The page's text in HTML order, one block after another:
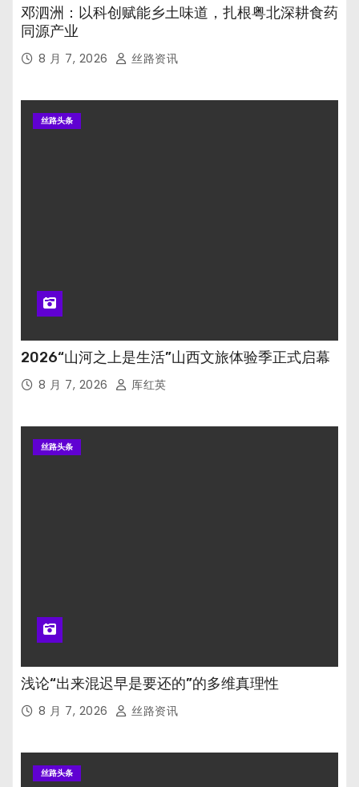
邓泗洲：以科创赋能乡土味道，扎根粤北深耕食药
同源产业
8 月 7, 2026 丝路资讯
丝路头条
2026“山河之上是生活”山西文旅体验季正式启幕
8 月 7, 2026 厍红英
丝路头条
浅论“出来混迟早是要还的”的多维真理性
8 月 7, 2026 丝路资讯
丝路头条